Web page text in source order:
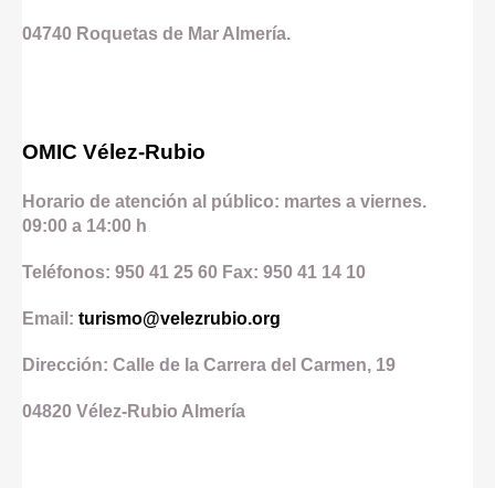
04740 Roquetas de Mar Almería.
OMIC Vélez-Rubio
Horario de atención al público: martes a viernes.
09:00 a 14:00 h
Teléfonos: 950 41 25 60 Fax: 950 41 14 10
Email: turismo@velezrubio.org
Dirección: Calle de la Carrera del Carmen, 19
04820 Vélez-Rubio Almería